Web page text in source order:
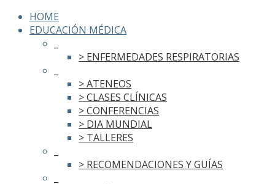
HOME
EDUCACIÓN MÉDICA
> ENFERMEDADES RESPIRATORIAS
> ATENEOS
> CLASES CLÍNICAS
> CONFERENCIAS
> DIA MUNDIAL
> TALLERES
> RECOMENDACIONES Y GUÍAS